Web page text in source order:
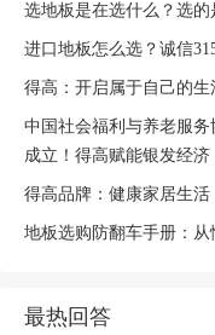
选地板是在选什么？选
进口地板怎么选？诚信
得高：开启属于自己的生
中国社会福利与养老服
成立！得高赋能银发经济
得高品牌：健康家居生
地板选购防翻车手册：从
最热回答